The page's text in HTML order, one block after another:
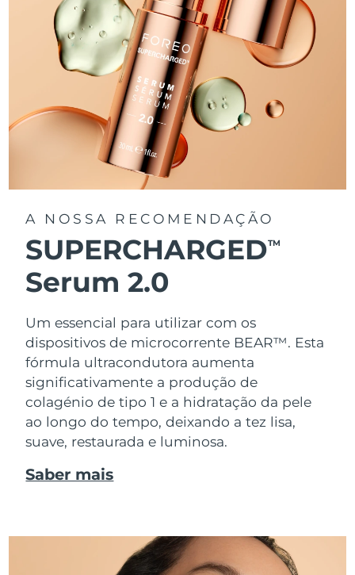
A NOSSA RECOMENDAÇÃO
SUPERCHARGEDTM
Serum 2.0
Um essencial para utilizar com os
dispositivos de microcorrente BEAR™. Esta
fórmula ultracondutora aumenta
significativamente a produção de
colagénio de tipo 1 e a hidratação da pele
ao longo do tempo, deixando a tez lisa,
suave, restaurada e luminosa.
Saber mais